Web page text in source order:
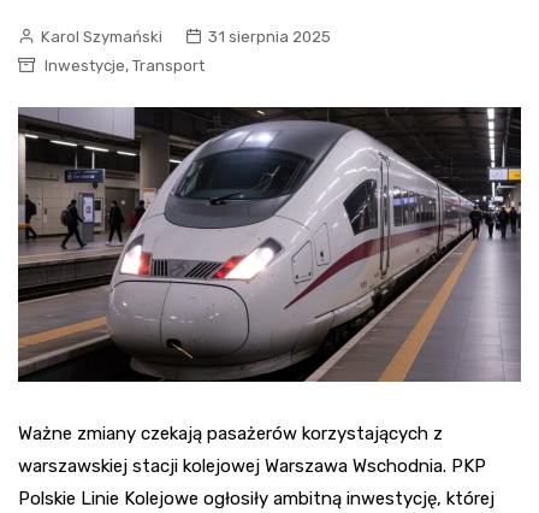
Karol Szymański
31 sierpnia 2025
Inwestycje, Transport
Ważne zmiany czekają pasażerów korzystających z
warszawskiej stacji kolejowej Warszawa Wschodnia. PKP
Polskie Linie Kolejowe ogłosiły ambitną inwestycję, której